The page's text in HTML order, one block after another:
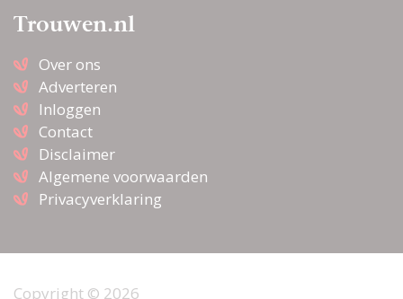
Trouwen.nl
Over ons
Adverteren
Inloggen
Contact
Disclaimer
Algemene voorwaarden
Privacyverklaring
Copyright © 2026